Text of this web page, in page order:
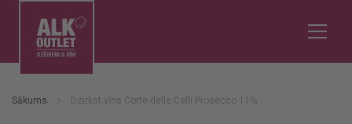
Sākums Dzirkst.vīns Corte delle Calli Prosecco 11%